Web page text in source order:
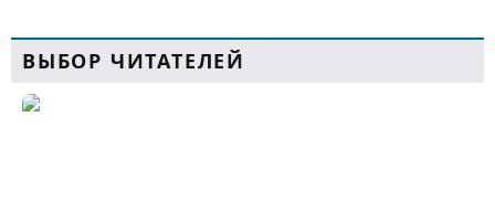
ВЫБОР ЧИТАТЕЛЕЙ